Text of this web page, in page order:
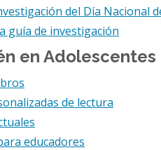
del Día Nacional
guía de investigación
en Adolescentes
de lectura
educadores